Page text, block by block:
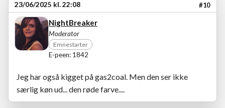
23/06/2025 kl. 22:08 #10
NightBreaker
Moderator
Emnestarter
E-peen: 1842
Jeg har også kigget på gas2coal. Men den ser ikke
særlig køn ud... den røde farve....